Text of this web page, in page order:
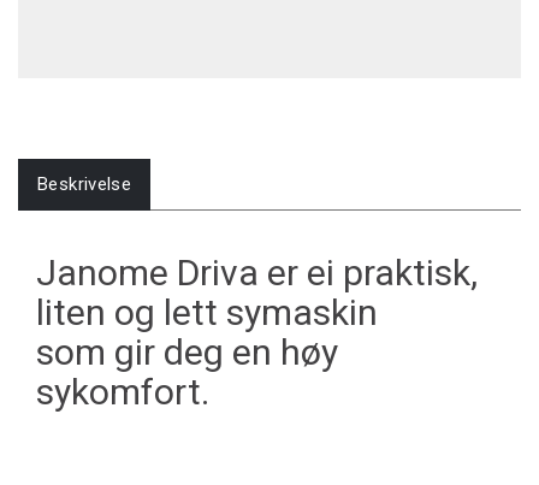
Beskrivelse
Janome Driva er ei praktisk,
liten og lett symaskin
som gir deg en høy
sykomfort.